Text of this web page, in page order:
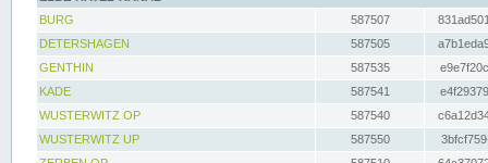
BURG
587507
DETERSHAGEN
587505
GENTHIN
587535
KADE
587541
WUSTERWITZ OP
587540
WUSTERWITZ UP
587550